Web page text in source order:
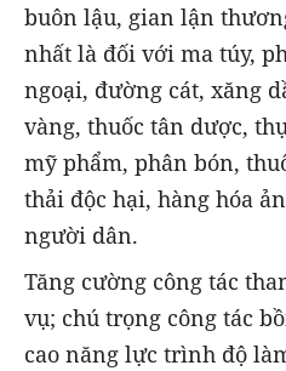
buôn lậu, gian lận
nhất là đối với ma túy,
ngoại, đường cát, xăng
vàng, thuốc tân dược,
mỹ phẩm, phân bón,
thải độc hại, hàng hóa
người dân.
Tăng cường công tác
vụ; chú trọng công tác
cao năng lực trình độ